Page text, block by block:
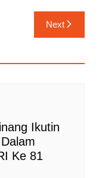
Next
Ikutin
Ke 81